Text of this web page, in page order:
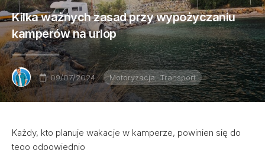
Kilka ważnych zasad przy wypożyczaniu
kamperów na urlop
09/07/2024 Motoryzacja, Transport
Każdy, kto planuje wakacje w kamperze, powinien się do
tego odpowiednio